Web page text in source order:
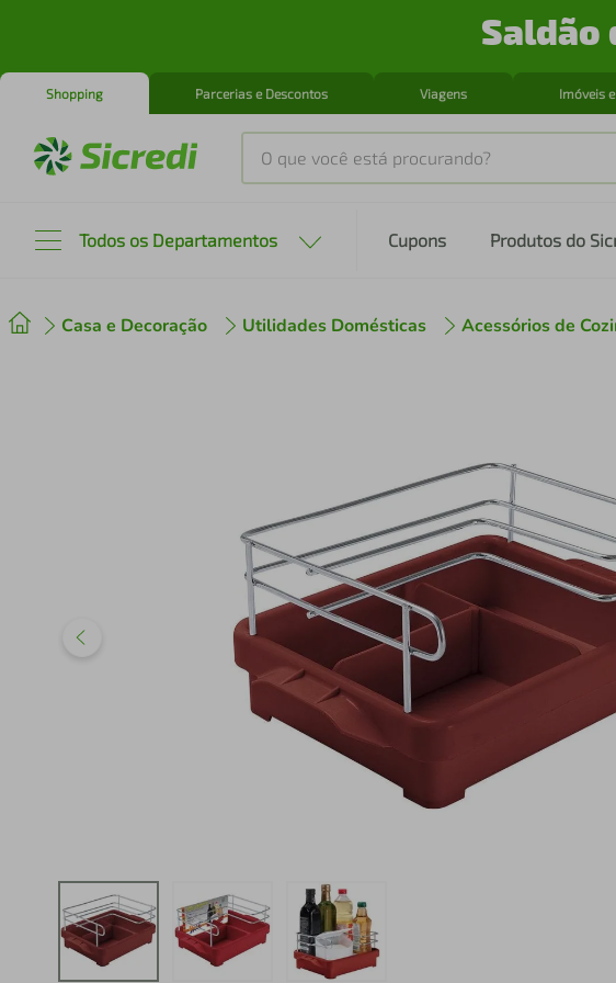
Saldão
Shopping Parcerias e Descontos Viagens Imóveis
O que você está procurando?
Todos os Departamentos Cupons Produtos do
Casa e Decoração Utilidades Domésticas Acessórios de
º cafeteira
iphone